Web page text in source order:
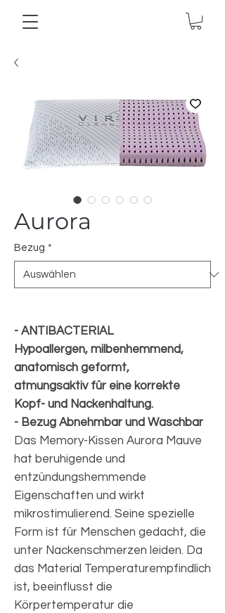
Aurora
Bezug *
- ANTIBACTERIAL
Hypoallergen, milbenhemmend,
anatomisch geformt,
atmungsaktiv für eine korrekte
Kopf- und Nackenhaltung.
- Bezug Abnehmbar und Waschbar
Das Memory-Kissen Aurora Mauve
hat beruhigende und
entzündungshemmende
Eigenschaften und wirkt
mikrostimulierend. Seine spezielle
Form ist für Menschen gedacht, die
unter Nackenschmerzen leiden. Da
das Material Temperaturempfindlich
ist, beeinflusst die
Körpertemperatur die